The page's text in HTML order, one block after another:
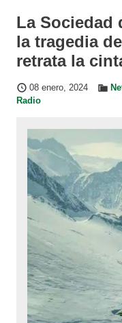
La Sociedad
la tragedia
retrata la
08 enero, 2024
Radio